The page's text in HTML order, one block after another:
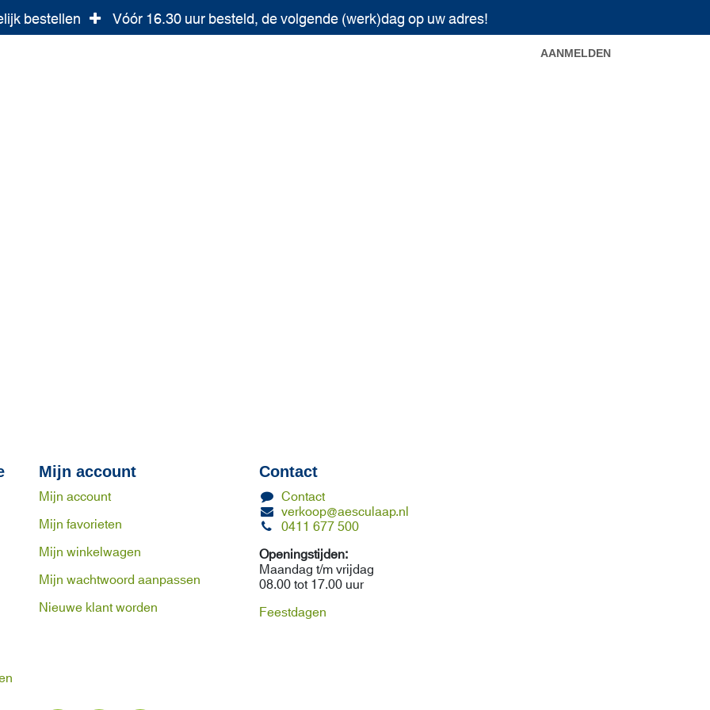
bestellen Vóór 16.30 uur besteld, de volgende (werk)dag op uw adres!
AANMELDEN
Mijn account
Mijn account
Mijn favorieten
Mijn winkelwagen
Mijn wachtwoord aanpassen
Nieuwe klant worden
Contact
Contact
verkoop@aesculaap.nl
0411 677 500
Openingstijden:
Maandag t/m vrijdag
08.00 tot 17.00 uur
Feestdagen